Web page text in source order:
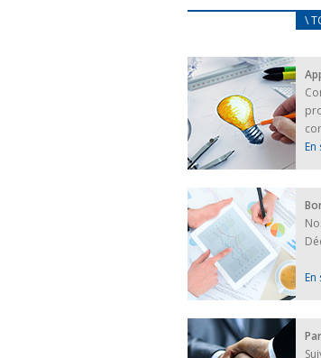
FRANÇAIS/
25 avril 2022
Afin
d’accompagner
au mieux les
réfugiés
ukrainiens arrivés
en France,...
FEUILLETER
\